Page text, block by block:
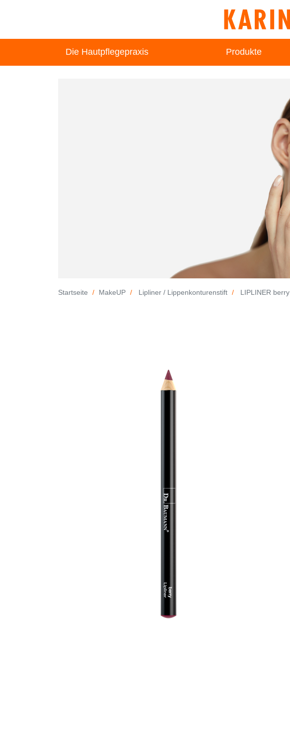
Die Hautpflegepraxis Produkte
Startseite MakeUP Lipliner / Lippenkonturenstift LIPLINER berry